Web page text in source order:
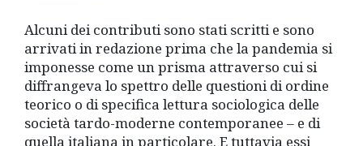
Alcuni dei contributi sono stati scritti e sono
arrivati in redazione prima che la pandemia si
imponesse come un prisma attraverso cui si
diffrangeva lo spettro delle questioni di ordine
teorico o di specifica lettura sociologica delle
società tardo-moderne contemporanee – e di
quella italiana in particolare. E tuttavia essi